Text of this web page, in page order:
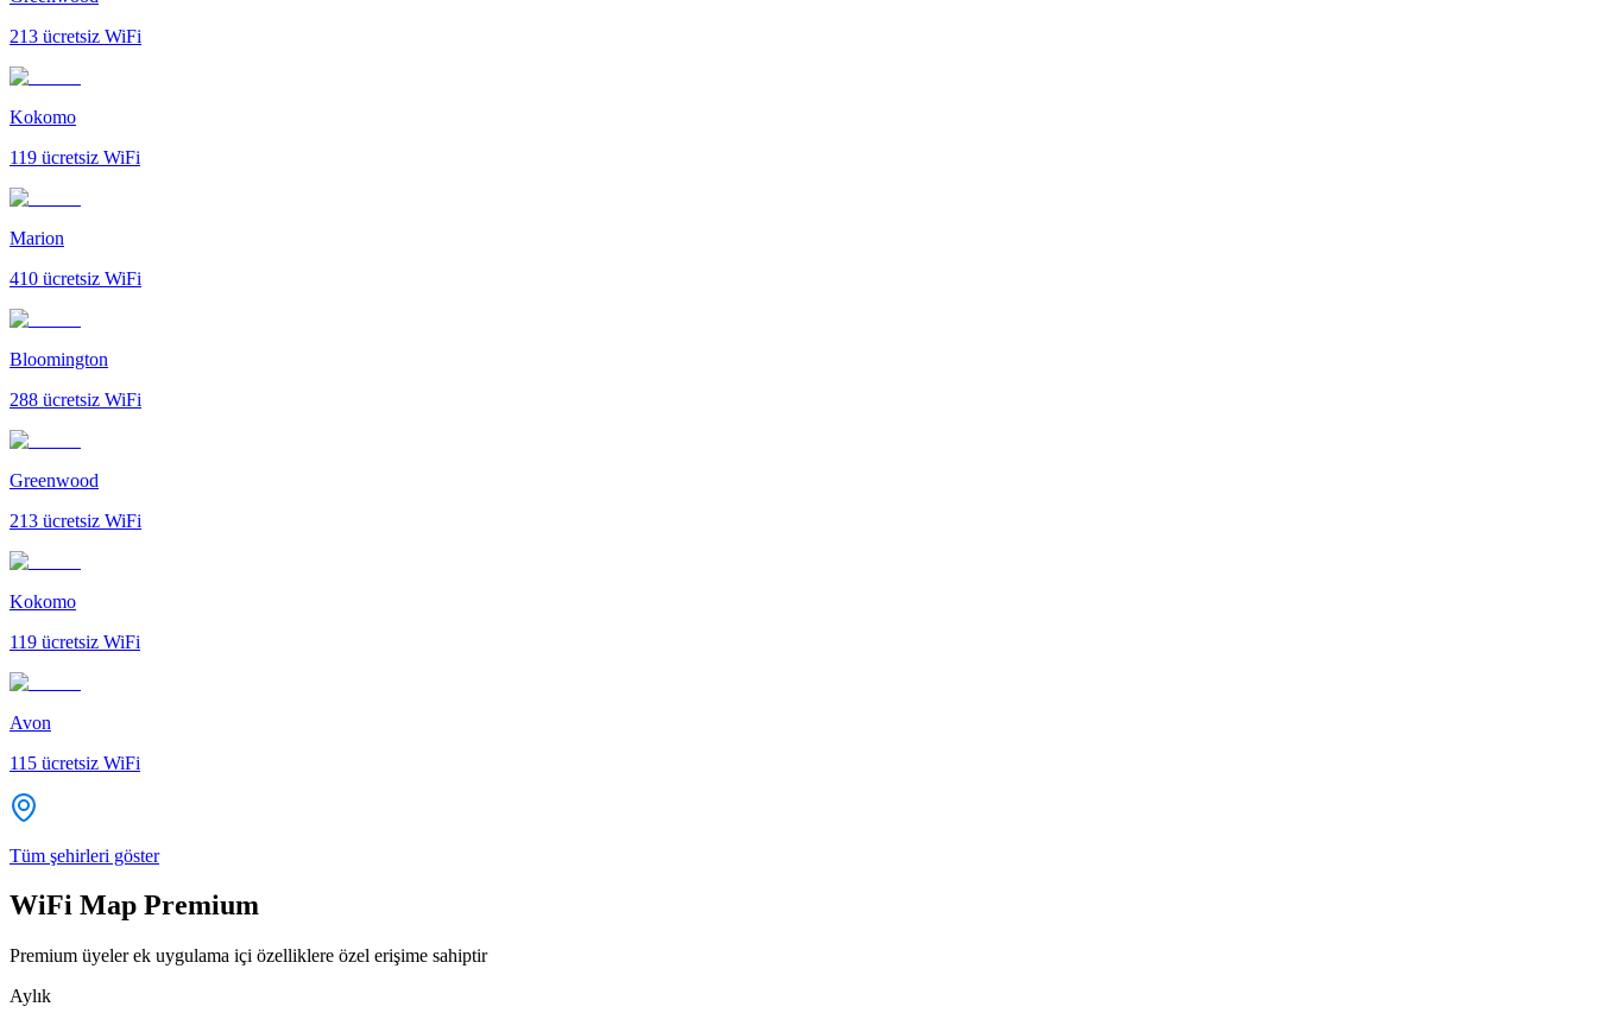
213 ücretsiz WiFi
Kokomo
119 ücretsiz WiFi
Marion
410 ücretsiz WiFi
Bloomington
288 ücretsiz WiFi
Greenwood
213 ücretsiz WiFi
Kokomo
119 ücretsiz WiFi
Avon
115 ücretsiz WiFi
Tüm şehirleri göster
WiFi Map Premium
Premium üyeler ek uygulama içi özelliklere özel erişime sahiptir
Aylık